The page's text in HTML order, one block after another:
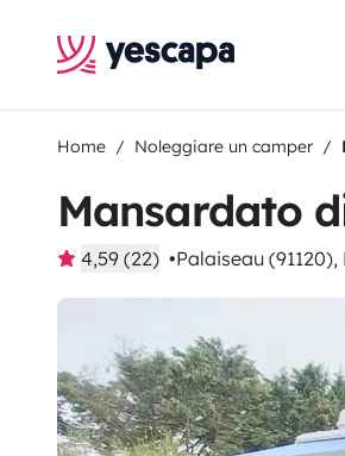
Home Noleggiare un camper
Mansardato
4,59 (22) Palaiseau (91120),